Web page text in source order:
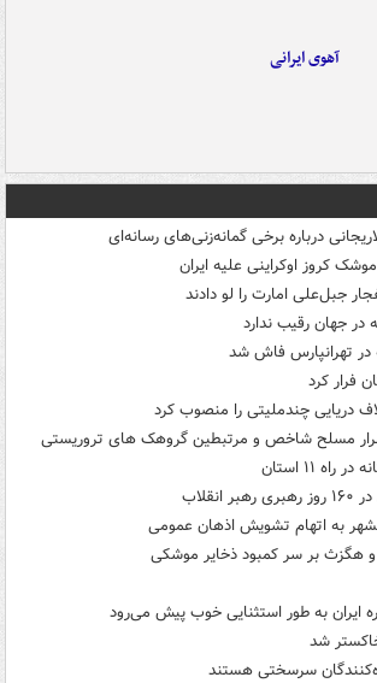
آهوی ایرانی
درباره برخی گمانه‌زنی‌های رسانه‌ای
کروز اوکراینی علیه ایران
جبل‌علی امارت را لو دادند
در جهان رقیب ندارد
فرار کرد
دریایی چندملیتی را منصوب کرد
۱۱ استان
هگزث بر سر کمبود ذخایر موشکی
ایران به طور استثنایی خوب پیش می‌رود
سرسختی هستند